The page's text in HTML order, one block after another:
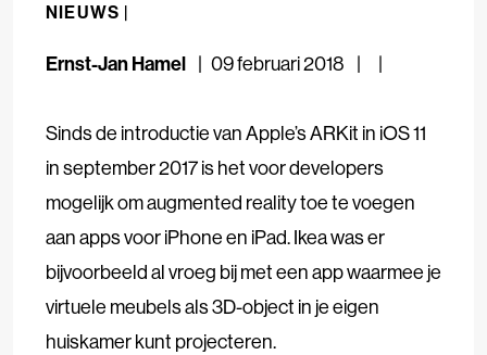
NIEUWS |
Ernst-Jan Hamel 09 februari 2018
Sinds de introductie van Apple’s ARKit in iOS 11
in september 2017 is het voor developers
mogelijk om augmented reality toe te voegen
aan apps voor iPhone en iPad. Ikea was er
bijvoorbeeld al vroeg bij met een app waarmee je
virtuele meubels als 3D-object in je eigen
huiskamer kunt projecteren.